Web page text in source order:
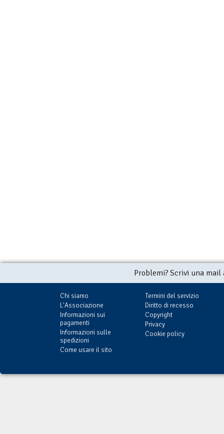
Problemi? Scrivi una
Chi siamo
L'Associazione
Informazioni sui
pagamenti
Informazioni sulle
spedizioni
Come usare il sito
Termini del servizio
Diritto di recesso
Copyright
Privacy
Cookie policy